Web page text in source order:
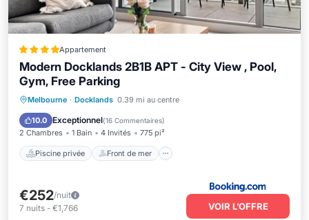
Appartement
Modern Docklands 2B1B APT - City View , Pool,
Gym, Free Parking
Melbourne · Docklands 0.39 mi au centre
10.0 Exceptionnel(16 Commentaires)
2 Chambres 1 Bain 4 Invités 775 pi²
Piscine privée Front de mer
Piscine privée
Front de mer
Bain à remous
Parking
€252/nuit
7 nuits - €1,766 VOIR L’OFFRE